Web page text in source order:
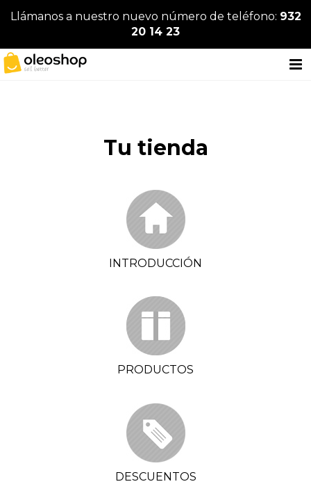
Llámanos a nuestro nuevo número de teléfono: 932
20 14 23
Tu tienda
INTRODUCCIÓN
PRODUCTOS
DESCUENTOS